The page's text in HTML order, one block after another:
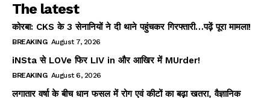
The latest
कोरबा: CKS के 3 सेनानियों ने दी थाने पहुंचकर गिरफ्तारी…पढ़ें पूरा मामला!
BREAKING August 7, 2026
iNSta से LOVe फिर LIV in और आखिर में MUrder!
BREAKING August 6, 2026
लगातार वर्षा के बीच धान फसल में रोग एवं कीटों का बढ़ा खतरा, वैज्ञानिक